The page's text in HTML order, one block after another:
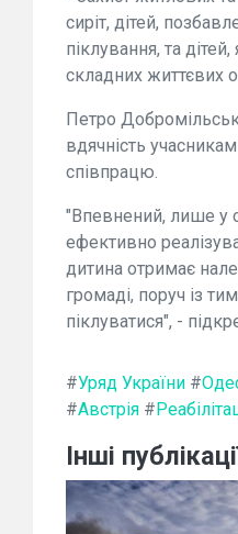
сиріт, дітей,
піклування, та
складних життєвих
Петро
вдячність
співпрацю.
"Впевнений, лише у
ефективно
дитина отримає
громаді, поруч із
піклуватися", -
#Уряд України #
#Австрія #
Інші